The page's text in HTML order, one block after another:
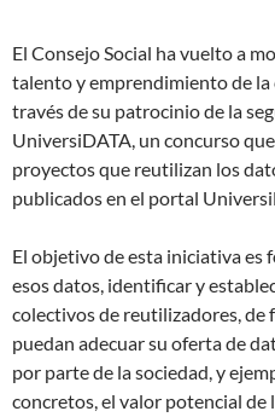
El Consejo Social ha vuelto a
talento y emprendimiento de
través de su patrocinio de la
UniversiDATA, un concurso
proyectos que reutilizan los
publicados en el portal
El objetivo de esta iniciativa es
esos datos, identificar y
colectivos de reutilizadores, de
puedan adecuar su oferta de
por parte de la sociedad, y
concretos, el valor potencial